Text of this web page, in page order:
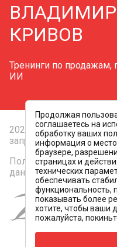
ВЛАДИМИР
КРИВОВ
Тренинги по продажам,
ИИ
2026 © Все права
запрещено
Политика
данных
Продолжая
соглашаетесь на
обработку ваших
информация о
браузере,
страницах и
технических
обеспечивать
функциональность,
показывать более
хотите, чтобы ваши
пожалуйста,